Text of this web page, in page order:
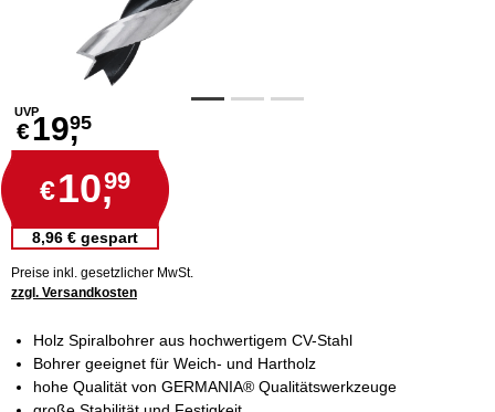
UVP
€19,95
€10,99
8,96 € gespart
Preise inkl. gesetzlicher MwSt.
zzgl. Versandkosten
Holz Spiralbohrer aus hochwertigem CV-Stahl
Bohrer geeignet für Weich- und Hartholz
hohe Qualität von GERMANIA® Qualitätswerkzeuge